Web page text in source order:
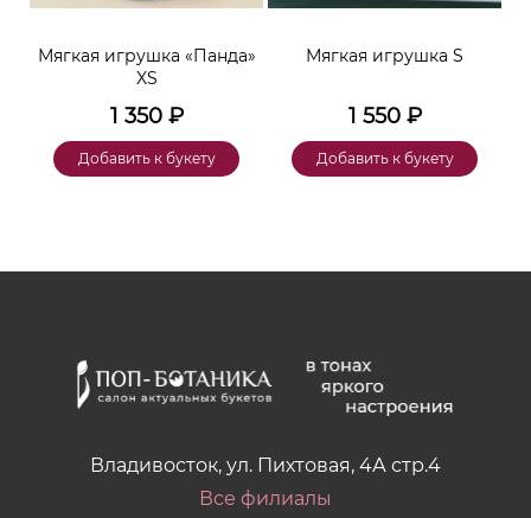
Мягкая игрушка «Панда»
XS
1 350₽
Добавить к букету
Мягкая игрушка S
1 550₽
Добавить к букету
Владивосток, ул. Пихтовая, 4А стр.4
Все филиалы